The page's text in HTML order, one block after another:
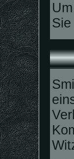
Sie